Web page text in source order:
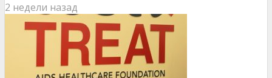
2 недели назад